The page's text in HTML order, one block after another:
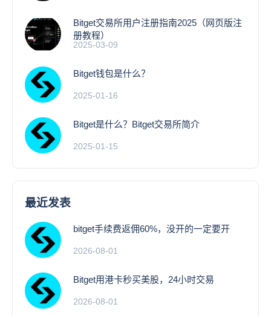
Bitget交易所用户注册指南2025（网页版注
册教程）
2025-03-09
Bitget钱包是什么？
2025-01-16
Bitget是什么？Bitget交易所简介
2025-01-15
最近发表
bitget手续费返佣60%，没开的一定要开
2026-08-01
Bitget用港卡秒买美股，24小时交易
2026-08-01